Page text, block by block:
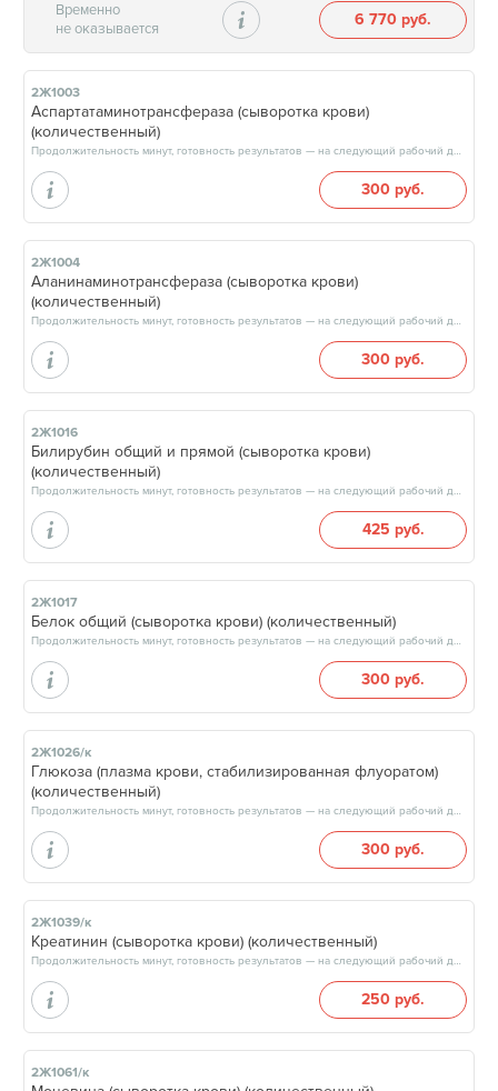
Временно
не оказывается
6 770 руб.
2Ж1003
Аспартатаминотрансфераза (сыворотка крови)
(количественный)
Продолжительность минут, готовность результатов — на следующий рабочий день, после 15:00
300 руб.
2Ж1004
Аланинаминотрансфераза (сыворотка крови)
(количественный)
Продолжительность минут, готовность результатов — на следующий рабочий день, после 15:00
300 руб.
2Ж1016
Билирубин общий и прямой (сыворотка крови)
(количественный)
Продолжительность минут, готовность результатов — на следующий рабочий день, после 15:00
425 руб.
2Ж1017
Белок общий (сыворотка крови) (количественный)
Продолжительность минут, готовность результатов — на следующий рабочий день, после 15:00
300 руб.
2Ж1026/к
Глюкоза (плазма крови, стабилизированная флуоратом)
(количественный)
Продолжительность минут, готовность результатов — на следующий рабочий день, после 15:00
300 руб.
2Ж1039/к
Креатинин (сыворотка крови) (количественный)
Продолжительность минут, готовность результатов — на следующий рабочий день, после 15:00
250 руб.
2Ж1061/к